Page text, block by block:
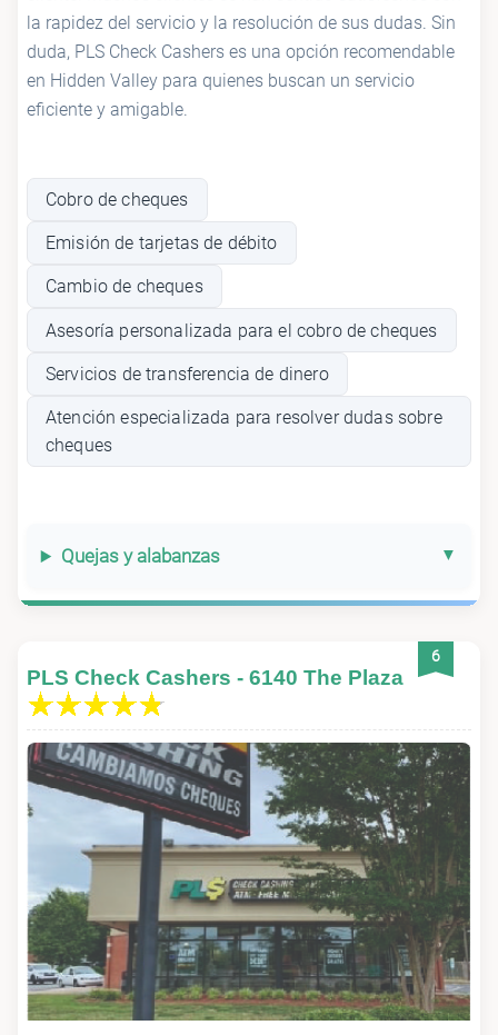
la rapidez del servicio y la resolución de sus dudas. Sin
duda, PLS Check Cashers es una opción recomendable
en Hidden Valley para quienes buscan un servicio
eficiente y amigable.
Cobro de cheques
Emisión de tarjetas de débito
Cambio de cheques
Asesoría personalizada para el cobro de cheques
Servicios de transferencia de dinero
Atención especializada para resolver dudas sobre
cheques
Quejas y alabanzas
6
PLS Check Cashers - 6140 The Plaza